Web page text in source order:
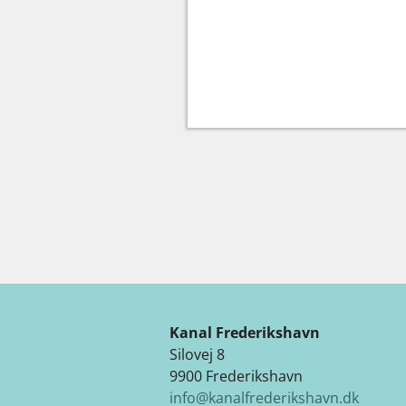
Kanal Frederikshavn
Silovej 8
9900 Frederikshavn
info@kanalfrederikshavn.dk